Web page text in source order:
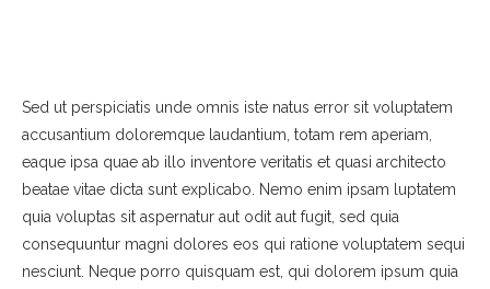
Sed ut perspiciatis unde omnis iste natus error sit voluptatem
accusantium doloremque laudantium, totam rem aperiam,
eaque ipsa quae ab illo inventore veritatis et quasi architecto
beatae vitae dicta sunt explicabo. Nemo enim ipsam luptatem
quia voluptas sit aspernatur aut odit aut fugit, sed quia
consequuntur magni dolores eos qui ratione voluptatem sequi
nesciunt. Neque porro quisquam est, qui dolorem ipsum quia